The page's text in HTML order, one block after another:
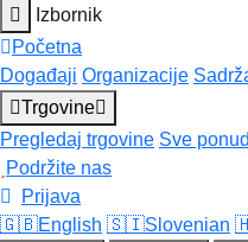
Izbornik
Početna
Događaji Organizacije
Trgovine
Pregledaj trgovine Sve
Podržite nas
Prijava
🇬🇧English 🇸🇮Slovenian